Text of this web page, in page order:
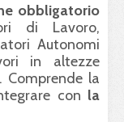
obbligatorio
di Lavoro,
Autonomi
in altezze
Comprende la
con la